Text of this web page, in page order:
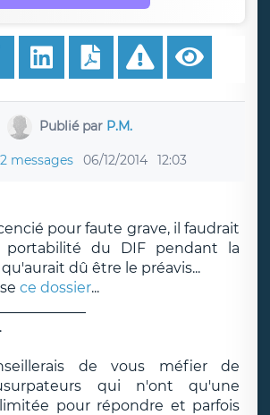
Publié par P.M.
messages 06/12/2014 12:03
pour faute grave, il faudrait
portabilité du DIF pendant la
dû être le préavis...
ce dossier...
de vous méfier de
qui n'ont qu'une
pour répondre et parfois